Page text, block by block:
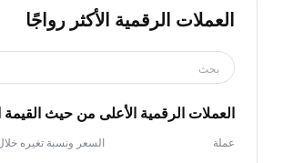
العملات الرقمية الأكثر رواجًا
بحث
العملات الرقمية الأعلى من حيث القيمة
عملة السعر ونسبة تغيره خلال 24